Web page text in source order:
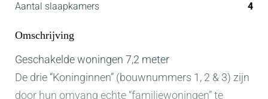
Aantal slaapkamers 4
Omschrijving
Geschakelde woningen 7,2 meter
De drie “Koninginnen” (bouwnummers 1, 2 & 3) zijn
door hun omvang echte “familiewoningen” te